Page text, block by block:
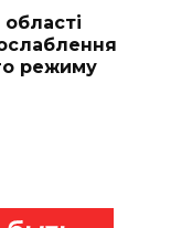
режиму